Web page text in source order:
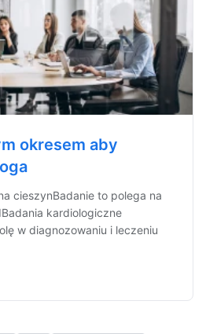
okresem aby
cieszynBadanie to polega na
kardiologiczne
w diagnozowaniu i leczeniu